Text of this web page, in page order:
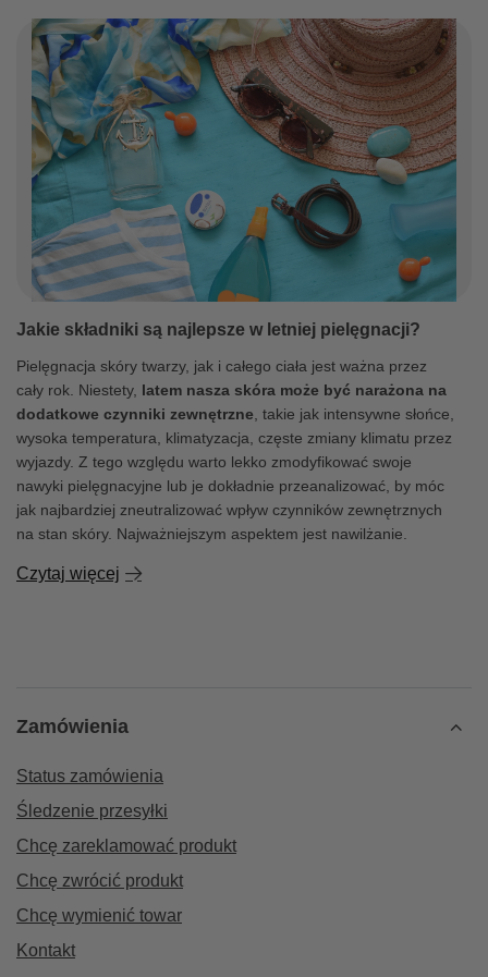
Jakie składniki są najlepsze w letniej pielęgnacji?
Pielęgnacja skóry twarzy, jak i całego ciała jest ważna przez
cały rok. Niestety, latem nasza skóra może być narażona na
dodatkowe czynniki zewnętrzne , takie jak intensywne słońce,
wysoka temperatura, klimatyzacja, częste zmiany klimatu przez
wyjazdy. Z tego względu warto lekko zmodyfikować swoje
nawyki pielęgnacyjne lub je dokładnie przeanalizować, by móc
jak najbardziej zneutralizować wpływ czynników zewnętrznych
na stan skóry. Najważniejszym aspektem jest nawilżanie.
Czytaj więcej
Zamówienia
Status zamówienia
Śledzenie przesyłki
Chcę zareklamować produkt
Chcę zwrócić produkt
Chcę wymienić towar
Kontakt